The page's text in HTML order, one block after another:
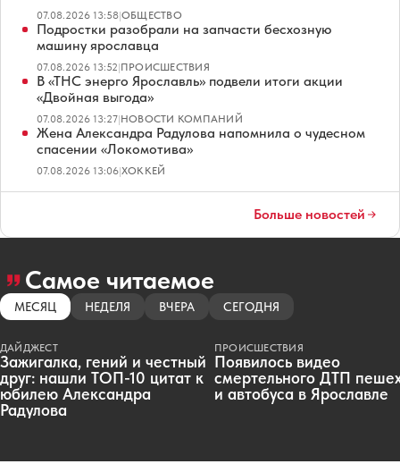
07.08.2026 13:58|ОБЩЕСТВО
Подростки разобрали на запчасти бесхозную
машину ярославца
07.08.2026 13:52|ПРОИСШЕСТВИЯ
В «ТНС энерго Ярославль» подвели итоги акции
«Двойная выгода»
07.08.2026 13:27|НОВОСТИ КОМПАНИЙ
Жена Александра Радулова напомнила о чудесном
спасении «Локомотива»
07.08.2026 13:06|ХОККЕЙ
Больше новостей
Самое читаемое
МЕСЯЦ НЕДЕЛЯ ВЧЕРА СЕГОДНЯ
ДАЙДЖЕСТ
Зажигалка, гений и честный
друг: нашли ТОП-10 цитат к
юбилею Александра
Радулова
ПРОИСШЕСТВИЯ
Появилось видео
смертельного ДТП
и автобуса в Ярославле